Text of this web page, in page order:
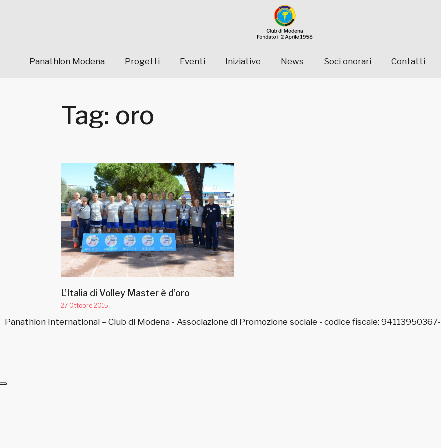
Panathlon Modena Progetti Eventi Iniziative News Soci onorari Contatti
Tag: oro
L’Italia di Volley Master è d’oro
27 Ottobre 2015
Panathlon International – Club di Modena - Associazione di Promozione sociale - codice fiscale: 94113950367-